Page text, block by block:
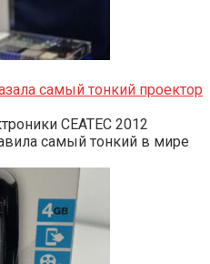
самый тонкий проектор
CEATEC 2012
самый тонкий в мире